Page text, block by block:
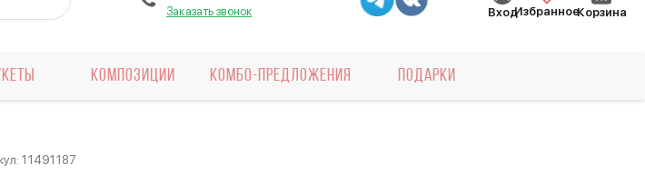
Заказать звонок ВходИзбранноеКорзина
КОМПОЗИЦИИ КОМБО-ПРЕДЛОЖЕНИЯ ПОДАРКИ
11491187